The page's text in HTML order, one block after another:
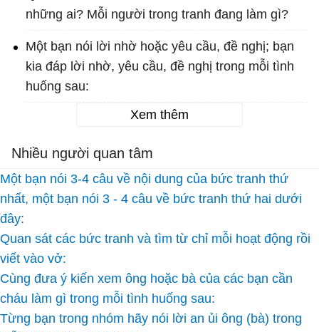
những ai? Mỗi người trong tranh đang làm gì?
Một bạn nói lời nhờ hoặc yêu cầu, đề nghị; bạn
kia đáp lời nhờ, yêu cầu, đề nghị trong mỗi tình
huống sau:
Xem thêm
Nhiều người quan tâm
Một bạn nói 3-4 câu về nội dung của bức tranh thứ
nhất, một bạn nói 3 - 4 câu về bức tranh thứ hai dưới
đây:
Quan sát các bức tranh và tìm từ chỉ mỗi hoạt động rồi
viết vào vở:
Cùng đưa ý kiến xem ông hoặc bà của các bạn cần
cháu làm gì trong mỗi tình huống sau:
Từng bạn trong nhóm hãy nói lời an ủi ông (bà) trong